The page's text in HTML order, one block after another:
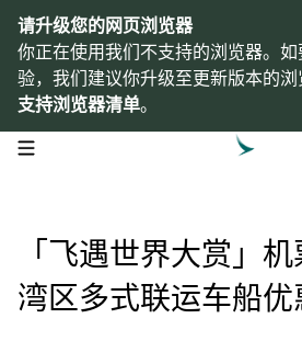
请升级您的网页浏览器
你正在使用我们不支持的浏览器。
验，我们建议你升级至更新版本的
支持浏览器清单。
open navigation menu
「飞遇世界大赏」
湾区多式联运车船优